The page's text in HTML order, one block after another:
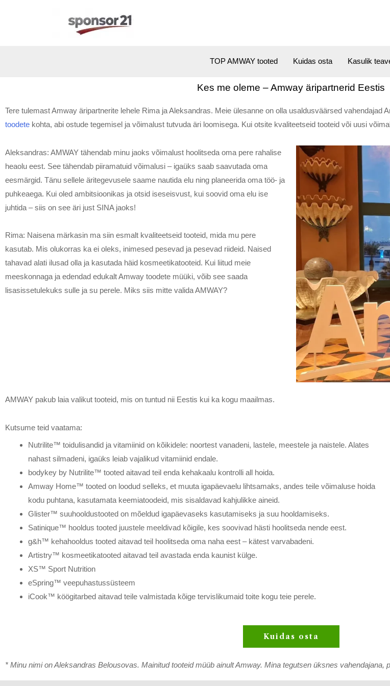
TOP AMWAY tooted Kuidas osta Kasulik
Kes me oleme – Amway äripartnerid Eestis
Tere tulemast Amway äripartnerite lehele Rima ja Aleksandras. Meie ülesanne on olla usaldusväärsed vahendajad
toodete kohta, abi ostude tegemisel ja võimalust tutvuda äri loomisega. Kui otsite kvaliteetseid tooteid või uusi
Aleksandras: AMWAY tähendab minu jaoks võimalust hoolitseda oma pere rahalise
heaolu eest. See tähendab piiramatuid võimalusi – igaüks saab saavutada oma
eesmärgid. Tänu sellele äritegevusele saame nautida elu ning planeerida oma töö- ja
puhkeaega. Kui oled ambitsioonikas ja otsid iseseisvust, kui soovid oma elu ise
juhtida – siis on see äri just SINA jaoks!
Rima: Naisena märkasin ma siin esmalt kvaliteetseid tooteid, mida mu pere
kasutab. Mis olukorras ka ei oleks, inimesed pesevad ja pesevad riideid. Naised
tahavad alati ilusad olla ja kasutada häid kosmeetikatooteid. Kui liitud meie
meeskonnaga ja edendad edukalt Amway toodete müüki, võib see saada
lisasissetulekuks sulle ja su perele. Miks siis mitte valida AMWAY?
AMWAY pakub laia valikut tooteid, mis on tuntud nii Eestis kui ka kogu maailmas.
Kutsume teid vaatama:
Nutrilite™ toidulisandid ja vitamiinid on kõikidele: noortest vanadeni, lastele, meestele ja naistele. Alates
nahast silmadeni, igaüks leiab vajalikud vitamiinid endale.
bodykey by Nutrilite™ tooted aitavad teil enda kehakaalu kontrolli all hoida.
Amway Home™ tooted on loodud selleks, et muuta igapäevaelu lihtsamaks, andes teile võimaluse hoida
kodu puhtana, kasutamata keemiatoodeid, mis sisaldavad kahjulikke aineid.
Glister™ suuhooldustooted on mõeldud igapäevaseks kasutamiseks ja suu hooldamiseks.
Satinique™ hooldus tooted juustele meeldivad kõigile, kes soovivad hästi hoolitseda nende eest.
g&h™ kehahooldus tooted aitavad teil hoolitseda oma naha eest – kätest varvabadeni.
Artistry™ kosmeetikatooted aitavad teil avastada enda kaunist külge.
XS™ Sport Nutrition
eSpring™ veepuhastussüsteem
iCook™ köögitarbed aitavad teile valmistada kõige tervislikumaid toite kogu teie perele.
Kuidas osta
* Minu nimi on Aleksandras Belousovas. Mainitud tooteid müüb ainult Amway. Mina tegutsen üksnes vahendajana,